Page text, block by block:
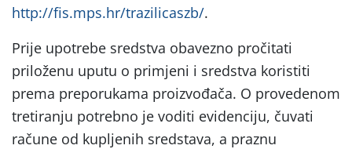
http://fis.mps.hr/trazilicaszb/.
Prije upotrebe sredstva obavezno pročitati
priloženu uputu o primjeni i sredstva koristiti
prema preporukama proizvođača. O provedenom
tretiranju potrebno je voditi evidenciju, čuvati
račune od kupljenih sredstava, a praznu